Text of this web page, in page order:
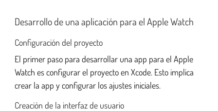
Desarrollo de una aplicación para el Apple Watch
Configuración del proyecto
El primer paso para desarrollar una app para el Apple
Watch es configurar el proyecto en Xcode. Esto implica
crear la app y configurar los ajustes iniciales.
Creación de la interfaz de usuario